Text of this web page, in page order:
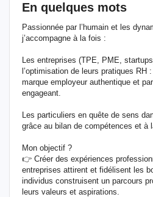
En quelques mots
Passionnée par l’humain et les
j’accompagne à la fois :
Les entreprises (TPE, PME,
l’optimisation de leurs pratiques RH
marque employeur authentique et
engageant.
Les particuliers en quête de sens
grâce au bilan de compétences et à
Mon objectif ?
👉 Créer des expériences
entreprises attirent et fidélisent les
individus construisent un parcours
leurs valeurs et aspirations.